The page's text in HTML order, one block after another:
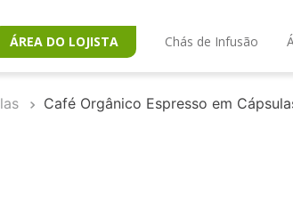
ÁREA DO LOJISTA Chás de Infusão
Café Orgânico Espresso em